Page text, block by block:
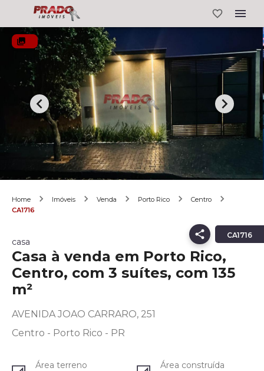
Home Imóveis Venda Porto Rico
Centro
CA1716
CA1716
casa
Casa à venda em Porto Rico,
Centro, com 3 suítes, com 135
m²
AVENIDA JOAO CARRARO, 251
Centro - Porto Rico - PR
Área terreno Área construída